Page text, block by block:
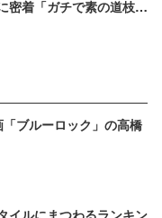
密着「ガチで素の道枝駿
ブルーロック」の高橋